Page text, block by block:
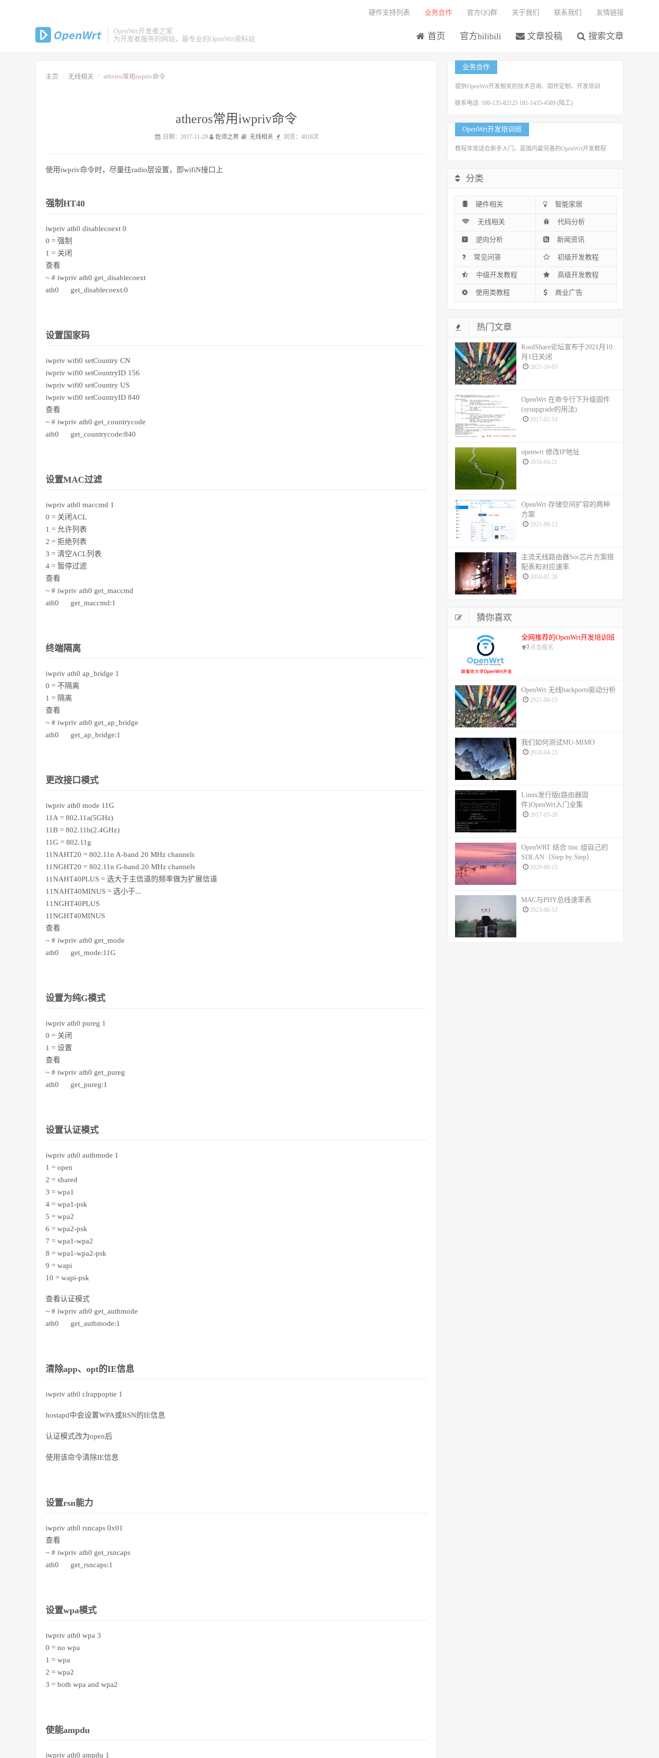
OpenWrt开发者之家
为开发者服务的网站，最专业的OpenWrt资料站
首页 官方bilibili 文章投稿 搜索文章
硬件支持列表 业务合作 官方QQ群 关于我们 联系我们 友情链接
主页 无线相关 atheros常用iwpriv命令
atheros常用iwpriv命令
日期：2017-11-29 佐须之男 无线相关 浏览：4818次
使用iwpriv命令时，尽量往radio层设置，即wifiN接口上
强制HT40
iwpriv ath0 disablecoext 0
0 = 强制
1 = 关闭
查看
~ # iwpriv ath0 get_disablecoext
ath0 get_disablecoext:0
设置国家码
iwpriv wifi0 setCountry CN
iwpriv wifi0 setCountryID 156
iwpriv wifi0 setCountry US
iwpriv wifi0 setCountryID 840
查看
~ # iwpriv ath0 get_countrycode
ath0 get_countrycode:840
设置MAC过滤
iwpriv ath0 maccmd 1
0 = 关闭ACL
1 = 允许列表
2 = 拒绝列表
3 = 清空ACL列表
4 = 暂停过滤
查看
~ # iwpriv ath0 get_maccmd
ath0 get_maccmd:1
终端隔离
iwpriv ath0 ap_bridge 1
0 = 不隔离
1 = 隔离
查看
~ # iwpriv ath0 get_ap_bridge
ath0 get_ap_bridge:1
更改接口模式
iwpriv ath0 mode 11G
11A = 802.11a(5GHz)
11B = 802.11b(2.4GHz)
11G = 802.11g
11NAHT20 = 802.11n A-band 20 MHz channels
11NGHT20 = 802.11n G-band 20 MHz channels
11NAHT40PLUS = 选大于主信道的频率做为扩展信道
11NAHT40MINUS = 选小于...
11NGHT40PLUS
11NGHT40MINUS
查看
~ # iwpriv ath0 get_mode
ath0 get_mode:11G
设置为纯G模式
iwpriv ath0 pureg 1
0 = 关闭
1 = 设置
查看
~ # iwpriv ath0 get_pureg
ath0 get_pureg:1
设置认证模式
iwpriv ath0 authmode 1
1 = open
2 = shared
3 = wpa1
4 = wpa1-psk
5 = wpa2
6 = wpa2-psk
7 = wpa1-wpa2
8 = wpa1-wpa2-psk
9 = wapi
10 = wapi-psk
查看认证模式
~ # iwpriv ath0 get_authmode
ath0 get_authmode:1
清除app、opt的IE信息
iwpriv ath0 clrappoptie 1
hostapd中会设置WPA或RSN的IE信息
认证模式改为open后
使用该命令清除IE信息
设置rsn能力
iwpriv ath0 rsncaps 0x01
查看
~ # iwpriv ath0 get_rsncaps
ath0 get_rsncaps:1
设置wpa模式
iwpriv ath0 wpa 3
0 = no wpa
1 = wpa
2 = wpa2
3 = both wpa and wpa2
使能ampdu
iwpriv ath0 ampdu 1
业务合作
提供OpenWrt开发相关的技术咨询、固件定制、开发培训
联系电话: 180-135-82125 181-1435-4589 (陆工)
OpenWrt开发培训班
教程非常适合新手入门，是国内最完善的OpenWrt开发教程
分类
硬件相关 智能家居
无线相关 代码分析
逆向分析 新闻资讯
常见问答 初级开发教程
中级开发教程 高级开发教程
使用类教程 商业广告
热门文章
KoolShare论坛宣布于2021月10
月1日关闭
2021-10-03
OpenWrt 在命令行下升级固件
(sysupgrade的用法)
2017-02-14
openwrt 修改IP地址
2018-04-21
OpenWrt 存储空间扩容的两种
方案
2021-09-12
主流无线路由器Soc芯片方案搭
配表和对应速率
2018-01-26
猜你喜欢
全网推荐的OpenWrt开发培训班
点击报名
OpenWrt 无线backports驱动分析
2021-09-15
我们如何测试MU-MIMO
2018-04-23
Linux发行版(路由器固
件)OpenWrt入门全集
2017-05-28
OpenWRT 结合 tinc 组自己的
SDLAN（Step by Step）
2020-09-15
MAC与PHY总线速率表
2023-06-12